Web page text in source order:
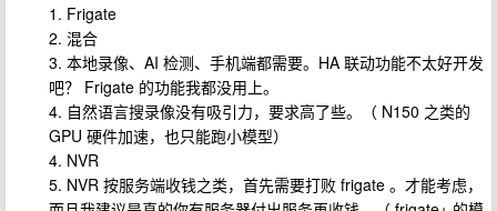
1. Frigate
2. 混合
3. 本地录像、AI 检测、手机端都需要。HA 联动功能不太好开发
吧？ Frigate 的功能我都没用上。
4. 自然语言搜录像没有吸引力，要求高了些。（ N150 之类的
GPU 硬件加速，也只能跑小模型）
4. NVR
5. NVR 按服务端收钱之类，首先需要打败 frigate 。才能考虑，